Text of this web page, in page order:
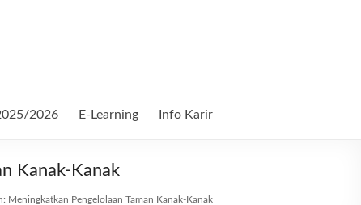
2026 E-Learning Info Karir
Kanak-Kanak
Meningkatkan Pengelolaan Taman Kanak-Kanak